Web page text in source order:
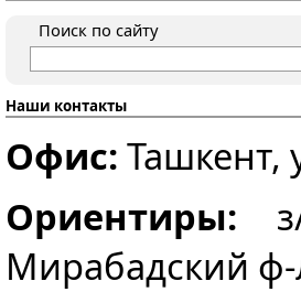
Поиск по сайту
Наши контакты
Офис: Ташкент,
Ориентиры:
Мирабадский